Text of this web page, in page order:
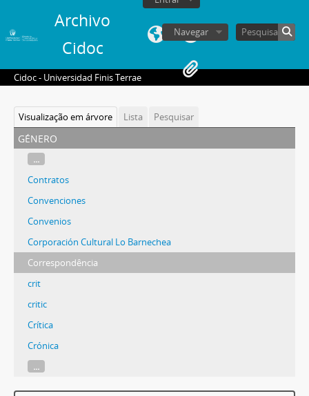
Archivo
Cidoc
Navegar
Cidoc - Universidad Finis Terrae
Visualização em árvore Lista Pesquisar
género
...
Contratos
Convenciones
Convenios
Corporación Cultural Lo Barnechea
Correspondência
crit
critic
Crítica
Crónica
...